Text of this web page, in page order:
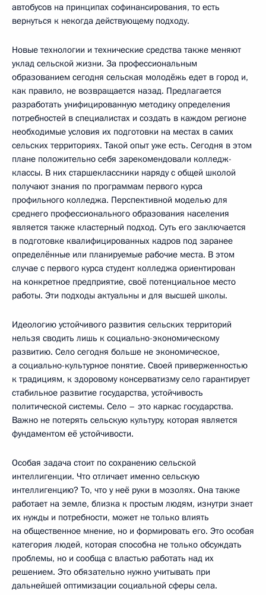
автобусов на принципах софинансирования, то есть
вернуться к некогда действующему подходу.
Новые технологии и технические средства также меняют
уклад сельской жизни. За профессиональным
образованием сегодня сельская молодёжь едет в город и,
как правило, не возвращается назад. Предлагается
разработать унифицированную методику определения
потребностей в специалистах и создать в каждом регионе
необходимые условия их подготовки на местах в самих
сельских территориях. Такой опыт уже есть. Сегодня в этом
плане положительно себя зарекомендовали колледж-
классы. В них старшеклассники наряду с общей школой
получают знания по программам первого курса
профильного колледжа. Перспективной моделью для
среднего профессионального образования населения
является также кластерный подход. Суть его заключается
в подготовке квалифицированных кадров под заранее
определённые или планируемые рабочие места. В этом
случае с первого курса студент колледжа ориентирован
на конкретное предприятие, своё потенциальное место
работы. Эти подходы актуальны и для высшей школы.
Идеологию устойчивого развития сельских территорий
нельзя сводить лишь к социально-экономическому
развитию. Село сегодня больше не экономическое,
а социально-культурное понятие. Своей приверженностью
к традициям, к здоровому консерватизму село гарантирует
стабильное развитие государства, устойчивость
политической системы. Село – это каркас государства.
Важно не потерять сельскую культуру, которая является
фундаментом её устойчивости.
Особая задача стоит по сохранению сельской
интеллигенции. Что отличает именно сельскую
интеллигенцию? То, что у неё руки в мозолях. Она также
работает на земле, близка к простым людям, изнутри знает
их нужды и потребности, может не только влиять
на общественное мнение, но и формировать его. Это особая
категория людей, которая способна не только обсуждать
проблемы, но и сообща с властью работать над их
решением. Это обязательно нужно учитывать при
дальнейшей оптимизации социальной сферы села.